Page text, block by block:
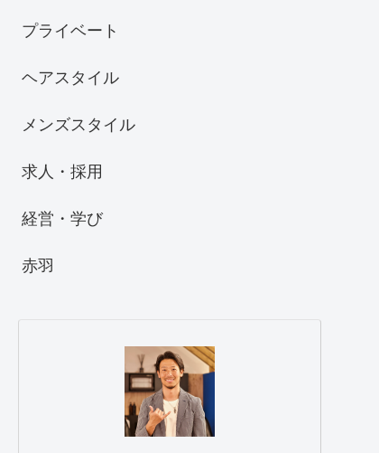
プライベート
ヘアスタイル
メンズスタイル
求人・採用
経営・学び
赤羽